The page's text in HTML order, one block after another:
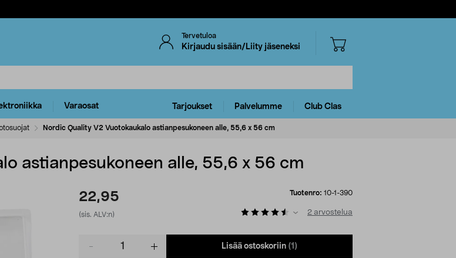
Tervetuloa
Kirjaudu sisään/Liity jäseneksi
Varaosat Tarjoukset Palvelumme Club Clas
Nordic Quality V2 Vuotokaukalo astianpesukoneen alle, 55,6 x 56 cm
astianpesukoneen alle, 55,6 x 56 cm
22,95
(sis. ALV:n)
Tuotenro: 10-1-390
2 arvostelua
Lisää ostoskoriin (1)